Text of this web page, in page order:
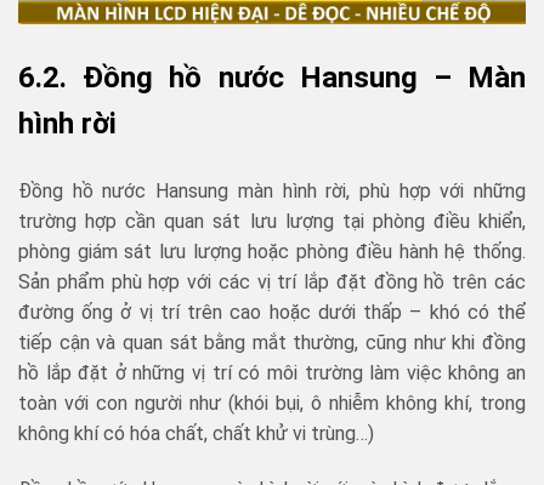
6.2. Đồng hồ nước Hansung – Màn
hình rời
Đồng hồ nước Hansung màn hình rời, phù hợp với những
trường hợp cần quan sát lưu lượng tại phòng điều khiển,
phòng giám sát lưu lượng hoặc phòng điều hành hệ thống.
Sản phẩm phù hợp với các vị trí lắp đặt đồng hồ trên các
đường ống ở vị trí trên cao hoặc dưới thấp – khó có thể
tiếp cận và quan sát bằng mắt thường, cũng như khi đồng
hồ lắp đặt ở những vị trí có môi trường làm việc không an
toàn với con người như (khói bụi, ô nhiễm không khí, trong
không khí có hóa chất, chất khử vi trùng…)